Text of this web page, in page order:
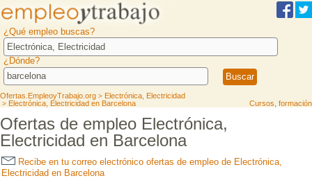
¿Qué empleo buscas?
¿Dónde?
Ofertas.EmpleoyTrabajo.org > Electrónica, Electricidad
> Electrónica, Electricidad en Barcelona Cursos, formación
Ofertas de empleo Electrónica,
Electricidad en Barcelona
Recibe en tu correo electrónico ofertas de empleo de Electrónica,
Electricidad en Barcelona